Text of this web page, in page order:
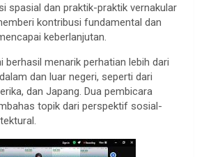
spasial dan praktik-praktik vernakular
kontribusi fundamental dan
keberlanjutan.
berhasil menarik perhatian lebih dari
dan luar negeri, seperti dari
dan Japang. Dua pembicara
topik dari perspektif sosial-